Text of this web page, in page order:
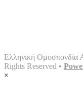
Ελληνική
Rights Reserved •
×